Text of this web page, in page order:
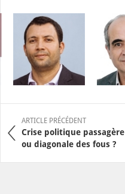
ARTICLE PRÉCÉDENT
Crise politique passagère
ou diagonale des fous ?